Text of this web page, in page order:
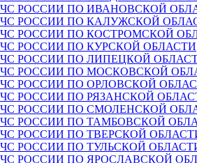
РОССИИ ПО ИВАНОВСКОЙ
РОССИИ ПО КАЛУЖСКОЙ
РОССИИ ПО КОСТРОМСКОЙ
РОССИИ ПО КУРСКОЙ ОБЛАСТИ
РОССИИ ПО ЛИПЕЦКОЙ
РОССИИ ПО МОСКОВСКОЙ
РОССИИ ПО ОРЛОВСКОЙ
РОССИИ ПО РЯЗАНСКОЙ
РОССИИ ПО СМОЛЕНСКОЙ
РОССИИ ПО ТАМБОВСКОЙ
РОССИИ ПО ТВЕРСКОЙ
РОССИИ ПО ТУЛЬСКОЙ
РОССИИ ПО ЯРОСЛАВСКОЙ